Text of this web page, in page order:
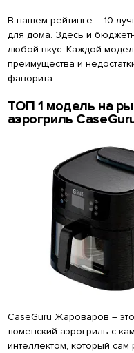
В нашем рейтинге – 10
для дома. Здесь и
любой вкус. Каждой
преимущества и
фаворита.
ТОП 1 модель на
аэрогриль
CaseGuru Жароваров –
тюменский аэрогриль с
интеллектом, который сам